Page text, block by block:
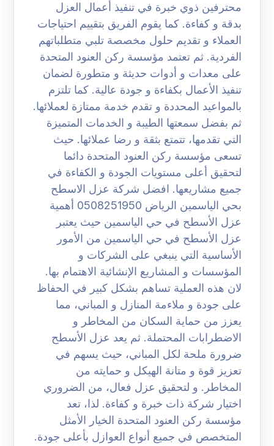
محترفين ذوي خبرة في تنفيذ أعمال العزل
بدقة و كفاءة. كما يقوم الفريق بتقييم احتياجات
العملاء و تقديم حلول مخصصة تلبي متطلباتهم
الفردية. ثم تعتمد مؤسسة ركن العنود المتحدة
على معدات و أدوات حديثة و متطورة لضمان
تنفيذ الأعمال بكفاءة و جودة عالية. كما تلتزم
بالمواعيد المحددة و تقدم خدمة ممتازة لعملائها.
ثم بفضل سمعتها الطيبة و الخدمات المتميزة
التي تقدمها، تتمتع بثقة و رضا عملائها. حيث
تسعى مؤسسة ركن العنود المتحدة دائما
لتحقيق أعلى مستويات الجودة و الكفاءة في
جميع مشاريعها. افضل شركة عزل الاسطح
بحي الياسمين الرياض 0508251950 أهمية
عزل الأسطح في حي الياسمين حيث يعتبر
عزل الأسطح في حي الياسمين من الأمور
الأساسية التي ينبغي على الشركات و
المؤسسات و المشاريع الإنشائية الاهتمام بها.
لان هذه العملية تساهم بشكل كبير في الحفاظ
على جودة و ملاءمة المنازل و المباني، مما
يعزز من حماية السكان من المخاطر و
الاضطرابات المحتملة. ثم يعد عزل الأسطح
ضرورة ملحة لكل المباني، حيث يسهم في
تعزيز قوة و متانة الهيكل و حمايته من
المخاطر. و لتحقيق عزل فعال، من الضروري
اختيار شركة ذات خبرة و كفاءة. لذا، تعد
مؤسسة ركن العنود المتحدة الخيار الأمثل
المتخصص في جميع أنواع العوازل بأعلى جودة.